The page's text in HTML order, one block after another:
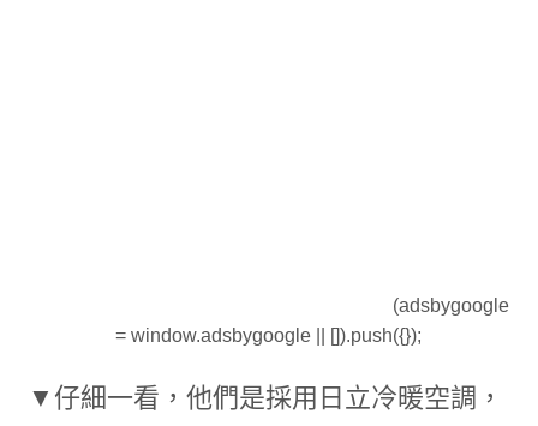
(adsbygoogle
= window.adsbygoogle || []).push({});
▼仔細一看，他們是採用日立冷暖空調，